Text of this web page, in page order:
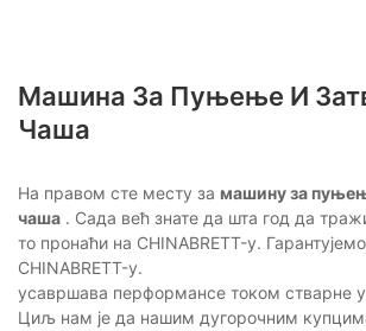
Машина За Пуњење И
Чаша
На правом сте месту за машину за
чаша . Сада већ знате да шта год да
то пронаћи на CHINABRETT-у.
CHINABRETT-у.
усавршава перформансе током стварне
Циљ нам је да нашим дугорочним